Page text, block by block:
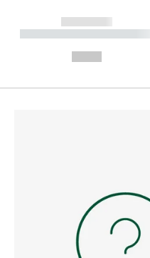
------------
----------- ----------- --------